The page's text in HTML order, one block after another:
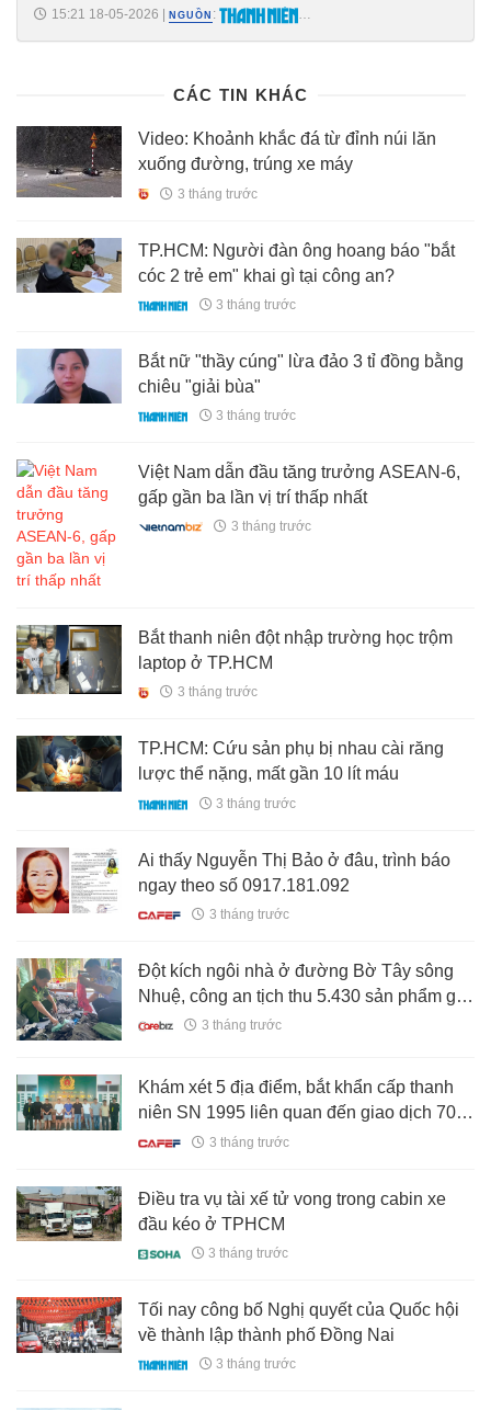
15:21 18-05-2026 | NGUỒN :
CÁC TIN KHÁC
Video: Khoảnh khắc đá từ đỉnh núi lăn
xuống đường, trúng xe máy
3 tháng trước
TP.HCM: Người đàn ông hoang báo "bắt
cóc 2 trẻ em" khai gì tại công an?
3 tháng trước
Bắt nữ "thầy cúng" lừa đảo 3 tỉ đồng bằng
chiêu "giải bùa"
3 tháng trước
Việt Nam dẫn đầu tăng trưởng ASEAN-6,
gấp gần ba lần vị trí thấp nhất
3 tháng trước
Bắt thanh niên đột nhập trường học trộm
laptop ở TP.HCM
3 tháng trước
TP.HCM: Cứu sản phụ bị nhau cài răng
lược thể nặng, mất gần 10 lít máu
3 tháng trước
Ai thấy Nguyễn Thị Bảo ở đâu, trình báo
ngay theo số 0917.181.092
3 tháng trước
Đột kích ngôi nhà ở đường Bờ Tây sông
Nhuệ, công an tịch thu 5.430 sản phẩm giả
mạo nhãn hiệu nổi tiếng Puma, Nike,
3 tháng trước
Khám xét 5 địa điểm, bắt khẩn cấp thanh
niên SN 1995 liên quan đến giao dịch 70 tỷ
đồng/tháng3 tháng trước
Điều tra vụ tài xế tử vong trong cabin xe
đầu kéo ở TPHCM
3 tháng trước
Tối nay công bố Nghị quyết của Quốc hội
về thành lập thành phố Đồng Nai
3 tháng trước